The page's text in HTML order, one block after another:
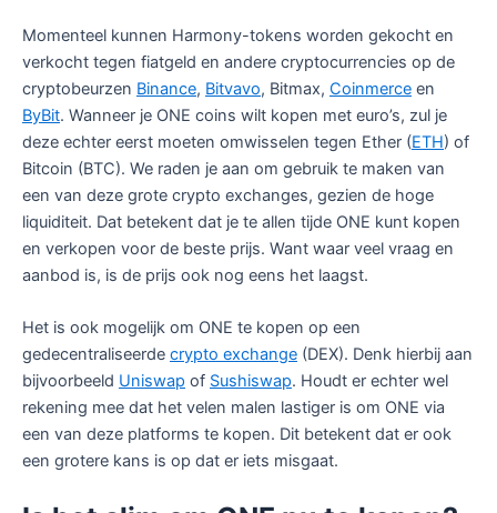
Momenteel kunnen Harmony-tokens worden gekocht en
verkocht tegen fiatgeld en andere cryptocurrencies op de
cryptobeurzen Binance, Bitvavo, Bitmax, Coinmerce en
ByBit. Wanneer je ONE coins wilt kopen met euro’s, zul je
deze echter eerst moeten omwisselen tegen Ether (ETH) of
Bitcoin (BTC). We raden je aan om gebruik te maken van
een van deze grote crypto exchanges, gezien de hoge
liquiditeit. Dat betekent dat je te allen tijde ONE kunt kopen
en verkopen voor de beste prijs. Want waar veel vraag en
aanbod is, is de prijs ook nog eens het laagst.
Het is ook mogelijk om ONE te kopen op een
gedecentraliseerde crypto exchange (DEX). Denk hierbij aan
bijvoorbeeld Uniswap of Sushiswap. Houdt er echter wel
rekening mee dat het velen malen lastiger is om ONE via
een van deze platforms te kopen. Dit betekent dat er ook
een grotere kans is op dat er iets misgaat.